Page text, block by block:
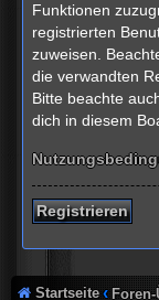
Funktionen
registrierten
zuweisen.
die verwandten
Bitte beachte
dich in diesem
Registrieren
Startseite